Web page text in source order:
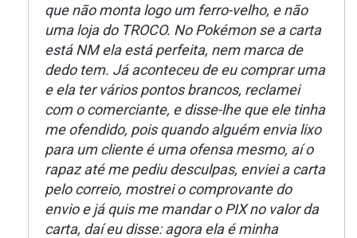
que não monta logo um ferro-velho, e não
uma loja do TROCO. No Pokémon se a carta
está NM ela está perfeita, nem marca de
dedo tem. Já aconteceu de eu comprar uma
e ela ter vários pontos brancos, reclamei
com o comerciante, e disse-lhe que ele tinha
me ofendido, pois quando alguém envia lixo
para um cliente é uma ofensa mesmo, aí o
rapaz até me pediu desculpas, enviei a carta
pelo correio, mostrei o comprovante do
envio e já quis me mandar o PIX no valor da
carta, daí eu disse: agora ela é minha